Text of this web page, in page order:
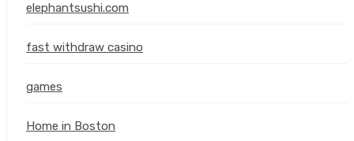
elephantsushi.com
fast withdraw casino
games
Home in Boston